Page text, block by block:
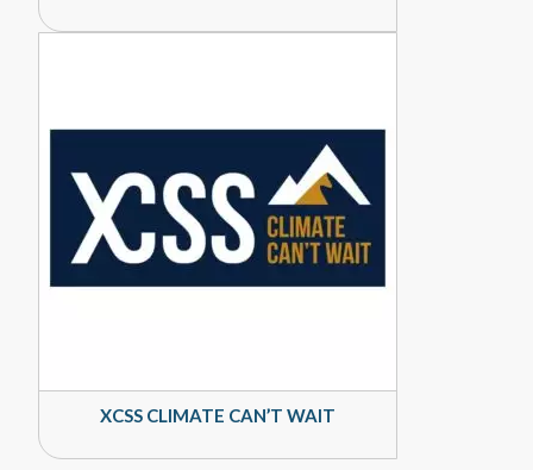
XCSS CLIMATE CAN’T WAIT